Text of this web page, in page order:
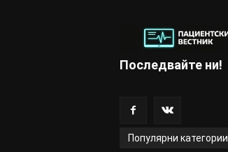
Последвайте ни!
Популярни категории